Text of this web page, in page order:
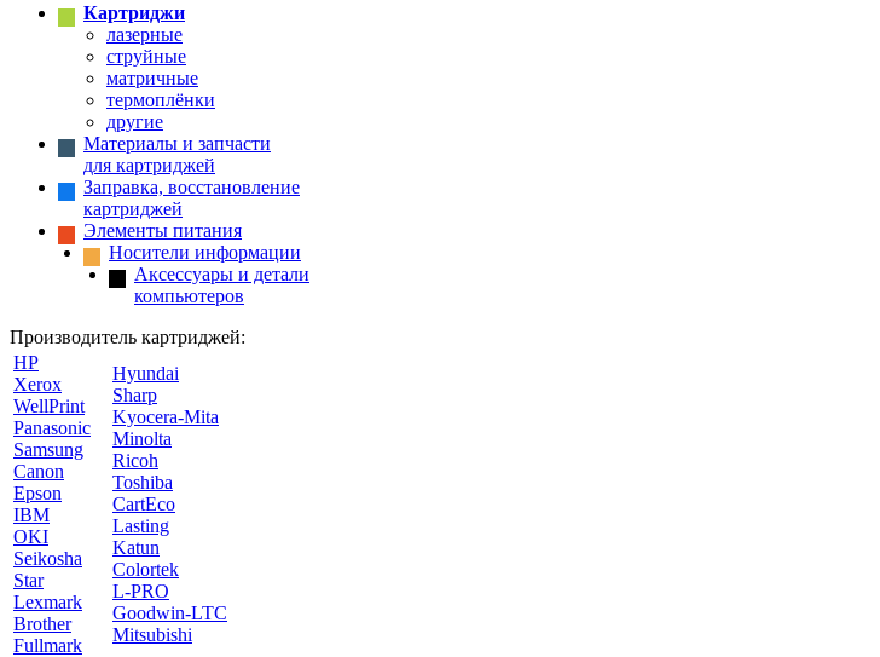
Картриджи
лазерные
струйные
матричные
термоплёнки
другие
Материалы и запчасти
для картриджей
Заправка, восстановление
картриджей
Элементы питания
Носители информации
Аксессуары и детали
компьютеров
Производитель картриджей:
HP
Xerox
WellPrint
Panasonic
Samsung
Canon
Epson
IBM
OKI
Seikosha
Star
Lexmark
Brother
Fullmark
Hyundai
Sharp
Kyocera-Mita
Minolta
Ricoh
Toshiba
CartEco
Lasting
Katun
Colortek
L-PRO
Goodwin-LTC
Mitsubishi